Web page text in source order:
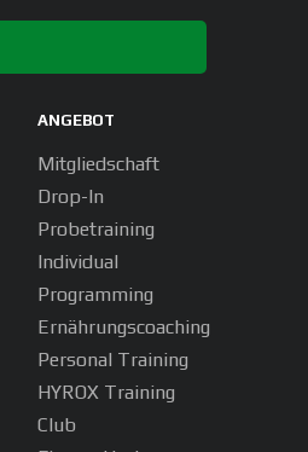
ANGEBOT
Mitgliedschaft
Drop-In
Probetraining
Individual
Programming
Ernährungscoaching
Personal Training
HYROX Training
Club